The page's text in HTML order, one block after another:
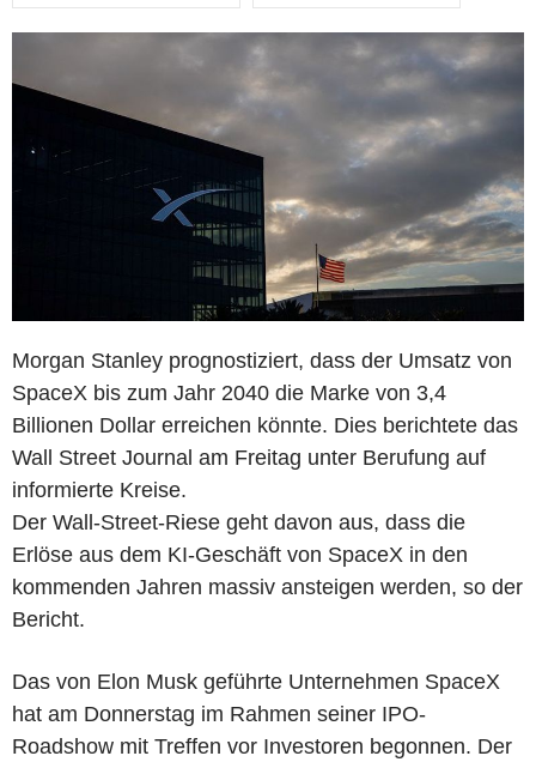
Morgan Stanley prognostiziert, dass der Umsatz von
SpaceX bis zum Jahr 2040 die Marke von 3,4
Billionen Dollar erreichen könnte. Dies berichtete das
Wall Street Journal am Freitag unter Berufung auf
informierte Kreise.
Der Wall-Street-Riese geht davon aus, dass die
Erlöse aus dem KI-Geschäft von SpaceX in den
kommenden Jahren massiv ansteigen werden, so der
Bericht.
Das von Elon Musk geführte Unternehmen SpaceX
hat am Donnerstag im Rahmen seiner IPO-
Roadshow mit Treffen vor Investoren begonnen. Der